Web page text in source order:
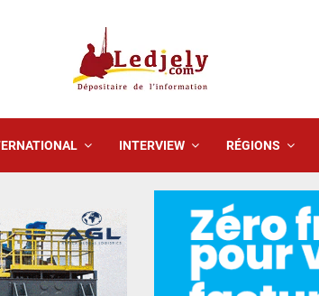
INTERVIEW RÉGIONS